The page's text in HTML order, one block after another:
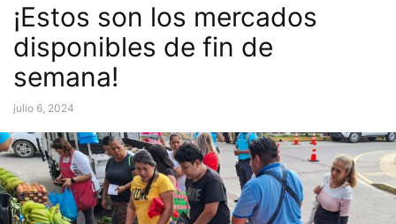
¡Estos son los mercados
disponibles de fin de
semana!
julio 6, 2024